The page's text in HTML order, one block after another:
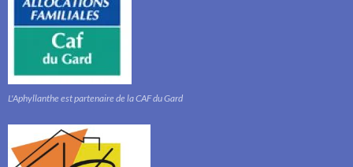
L'Aphyllanthe est partenaire de la CAF du Gard